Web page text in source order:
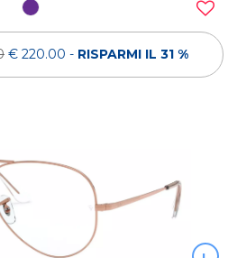
€ 220.00 - RISPARMI IL 31 %